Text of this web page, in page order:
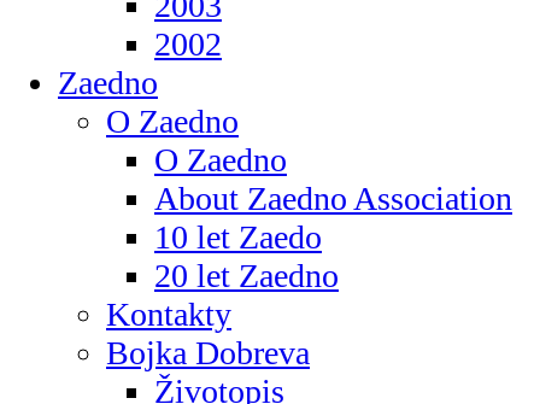
2002
Zaedno
O Zaedno
O Zaedno
About Zaedno Association
10 let Zaedo
20 let Zaedno
Kontakty
Bojka Dobreva
Životopis